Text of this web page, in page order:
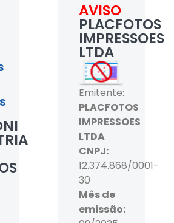
AVISO
PLACFOTOS
IMPRESSOES
LTDA
Emitente:
PLACFOTOS
IMPRESSOES
LTDA
CNPJ:
12.374.868/0001-
30
Mês de
emissão: